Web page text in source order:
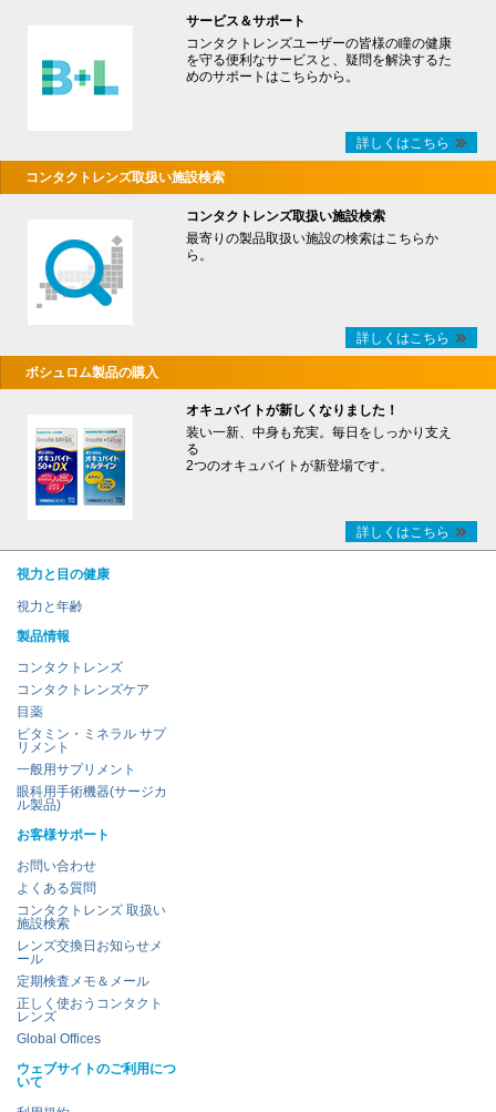
サービス＆サポート
コンタクトレンズユーザーの皆様の瞳の健康
を守る便利なサービスと、疑問を解決するた
めのサポートはこちらから。
詳しくはこちら
コンタクトレンズ取扱い施設検索
コンタクトレンズ取扱い施設検索
最寄りの製品取扱い施設の検索はこちらか
ら。
詳しくはこちら
ボシュロム製品の購入
オキュバイトが新しくなりました！
装い一新、中身も充実。毎日をしっかり支え
る
2つのオキュバイトが新登場です。
詳しくはこちら
視力と目の健康
視力と年齢
製品情報
コンタクトレンズ
コンタクトレンズケア
目薬
ビタミン・ミネラル サプ
リメント
一般用サプリメント
眼科用手術機器(サージカ
ル製品)
お客様サポート
お問い合わせ
よくある質問
コンタクトレンズ 取扱い
施設検索
レンズ交換日お知らせメ
ール
定期検査メモ＆メール
正しく使おうコンタクト
レンズ
Global Offices
ウェブサイトのご利用につ
いて